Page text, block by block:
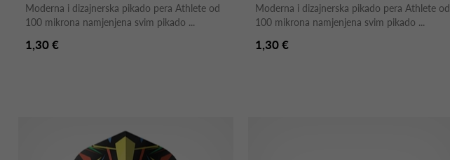
Moderna i dizajnerska pikado pera Athlete od
100 mikrona namjenjena svim pikado ...
1,30 €
Moderna i dizajnerska pikado pera Athlete od
100 mikrona namjenjena svim pikado ...
1,30 €